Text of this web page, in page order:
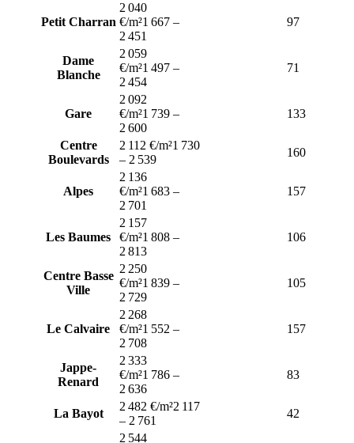
Petit Charran
2 040
€/m²1 667 –
2 451
97
Dame
Blanche
2 059
€/m²1 497 –
2 454
71
Gare
2 092
€/m²1 739 –
2 600
133
Centre
Boulevards
2 112 €/m²1 730
– 2 539
160
Alpes
2 136
€/m²1 683 –
2 701
157
Les Baumes
2 157
€/m²1 808 –
2 813
106
Centre Basse
Ville
2 250
€/m²1 839 –
2 729
105
Le Calvaire
2 268
€/m²1 552 –
2 708
157
Jappe-
Renard
2 333
€/m²1 786 –
2 636
83
La Bayot
2 482 €/m²2 117
– 2 761
42
2 544